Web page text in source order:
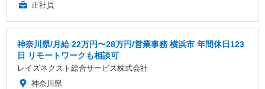
正社員
神奈川県/月給 22万円〜28万円/営業事務 横浜市 年間休日123
日 リモートワークも相談可
レイズネクスト総合サービス株式会社
神奈川県